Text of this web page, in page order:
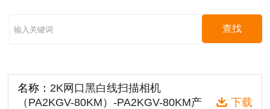
名称： 2K网口黑白线扫描相机
（PA2KGV-80KM）-PA2KGV-80KM产
下载